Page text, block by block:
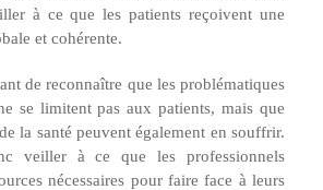
à ce que les patients reçoivent une
et cohérente.
de reconnaître que les problématiques
se limitent pas aux patients, mais que
la santé peuvent également en souffrir.
veiller à ce que les professionnels
nécessaires pour faire face à leurs